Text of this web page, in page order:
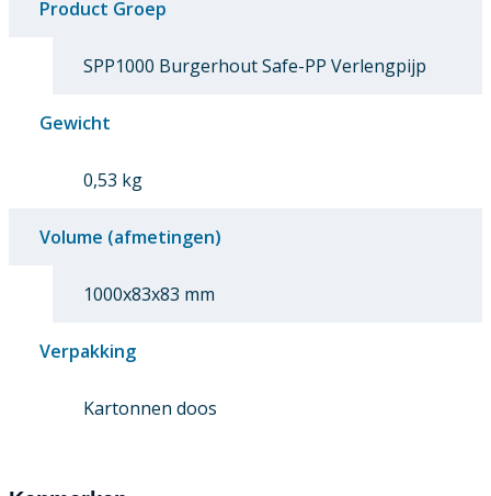
Product Groep
SPP1000 Burgerhout Safe-PP Verlengpijp
Gewicht
0,53 kg
Volume (afmetingen)
1000x83x83 mm
Verpakking
Kartonnen doos